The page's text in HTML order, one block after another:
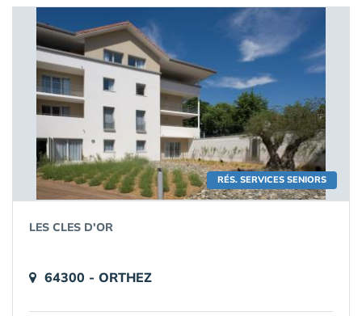
RÉS. SERVICES SENIORS
LES CLES D'OR
64300 - ORTHEZ